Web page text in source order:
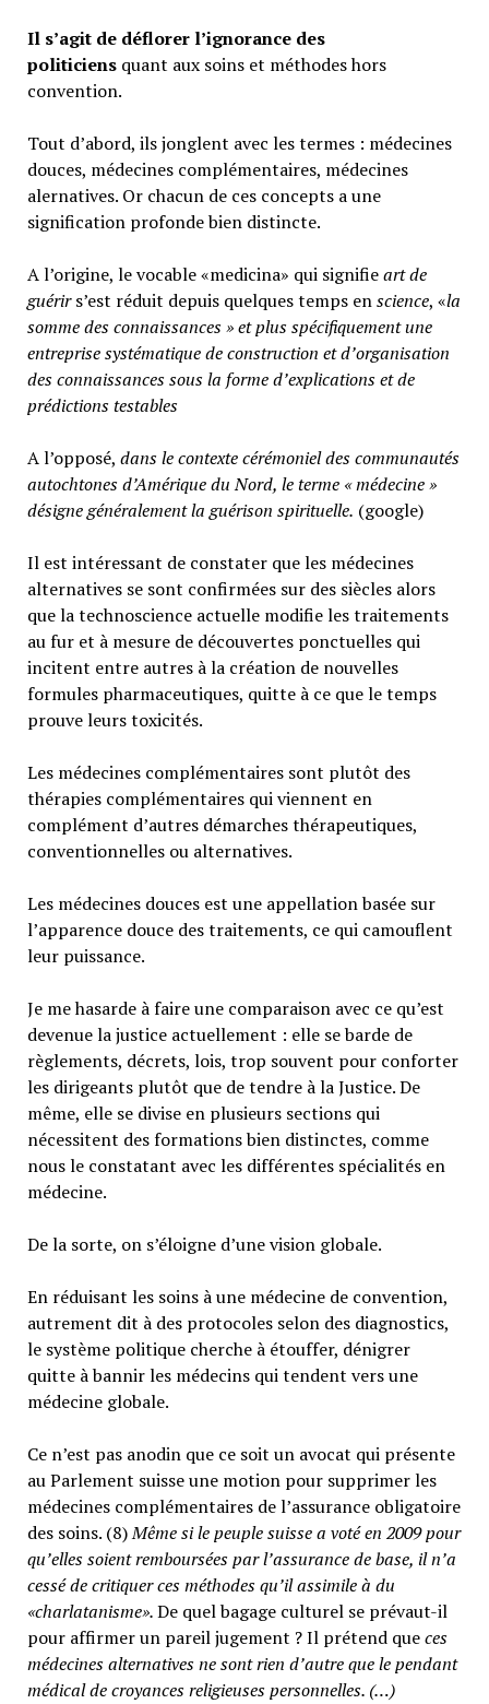
Il s’agit de déflorer l’ignorance des
politiciensquant aux soins et méthodes hors
convention.
Tout d’abord, ils jonglent avec les termes : médecines
douces, médecines complémentaires, médecines
alernatives. Or chacun de ces concepts a une
signification profonde bien distincte.
A l’origine, le vocable «medicina» qui signifieart de
guérirs’est réduit depuis quelques temps enscience, «la
somme des connaissances » et plus spécifiquement une
entreprise systématique de construction et d’organisation
des connaissances sous la forme d’explications et de
prédictions testables
A l’opposé, dans le contexte cérémoniel des communautés
autochtones d’Amérique du Nord, le terme « médecine »
désigne généralementla guérison spirituelle. (google)
Il est intéressant de constater que les médecines
alternatives se sont confirmées sur des siècles alors
que la technoscience actuelle modifie les traitements
au fur et à mesure de découvertes ponctuelles qui
incitent entre autres à la création de nouvelles
formules pharmaceutiques, quitte à ce que le temps
prouve leurs toxicités.
Les médecines complémentaires sont plutôt des
thérapies complémentaires qui viennent en
complément d’autres démarches thérapeutiques,
conventionnelles ou alternatives.
Les médecines douces est une appellation basée sur
l’apparence douce des traitements, ce qui camouflent
leur puissance.
Je me hasarde à faire une comparaison avec ce qu’est
devenue la justice actuellement : elle se barde de
règlements, décrets, lois, trop souvent pour conforter
les dirigeants plutôt que de tendre à la Justice. De
même, elle se divise en plusieurs sections qui
nécessitent des formations bien distinctes, comme
nous le constatant avec les différentes spécialités en
médecine.
De la sorte, on s’éloigne d’une vision globale.
En réduisant les soins à une médecine de convention,
autrement dit à des protocoles selon des diagnostics,
le système politique cherche à étouffer, dénigrer
quitte à bannir les médecins qui tendent vers une
médecine globale.
Ce n’est pas anodin que ce soit un avocat qui présente
au Parlement suisse une motion pour supprimer les
médecines complémentaires de l’assurance obligatoire
des soins. (8)Même si le peuple suisse a voté en 2009 pour
qu’elles soient remboursées par l’assurance de base, il n’a
cessé de critiquer ces méthodes qu’il assimile à du
«charlatanisme».De quel bagage culturel se prévaut-il
pour affirmer un pareil jugement ? Il prétend queces
médecines alternatives ne sont rien d’autre que le pendant
médical de croyances religieuses personnelles. (…)